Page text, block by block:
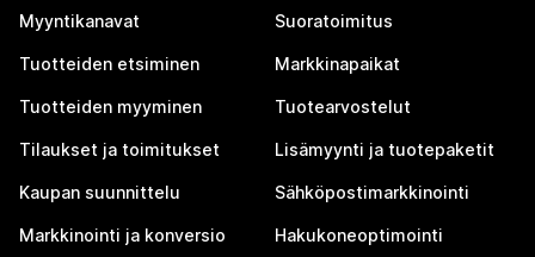
Myyntikanavat
Tuotteiden etsiminen
Tuotteiden myyminen
Tilaukset ja toimitukset
Kaupan suunnittelu
Markkinointi ja konversio
Suoratoimitus
Markkinapaikat
Tuotearvostelut
Lisämyynti ja tuotepaketit
Sähköpostimarkkinointi
Hakukoneoptimointi